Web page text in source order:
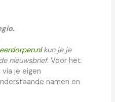
kun je je
nieuwsbrief. Voor het
via je eigen
namen en